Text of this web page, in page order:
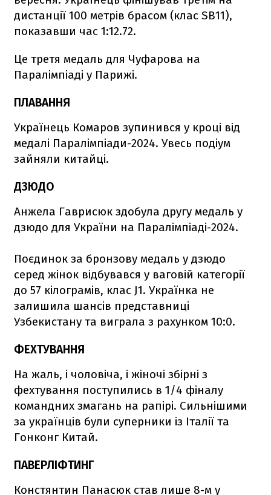
дистанції 100 метрів брасом (клас SB11),
показавши час 1:12.72.
Це третя медаль для Чуфарова на
Паралімпіаді у Парижі.
ПЛАВАННЯ
Українець Комаров зупинився у кроці від
медалі Паралімпіади-2024. Увесь подіум
зайняли китайці.
ДЗЮДО
Анжела Гаврисюк здобула другу медаль у
дзюдо для України на Паралімпіаді-2024.
Поєдинок за бронзову медаль у дзюдо
серед жінок відбувався у ваговій категорії
до 57 кілограмів, клас J1. Українка не
залишила шансів представниці
Узбекистану та виграла з рахунком 10:0.
ФЕХТУВАННЯ
На жаль, і чоловіча, і жіночі збірні з
фехтування поступились в 1/4 фіналу
командних змагань на рапірі. Сильнішими
за українців були суперники із Італії та
Гонконг Китай.
ПАВЕРЛІФТИНГ
Констянтин Панасюк став лише 8-м у